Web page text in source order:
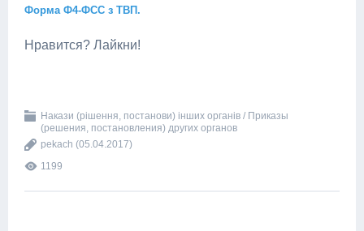
Форма Ф4-ФСС з ТВП.
Нравится? Лайкни!
Накази (рішення, постанови) інших органів / Приказы
(решения, постановления) других органов
pekach (05.04.2017)
1199